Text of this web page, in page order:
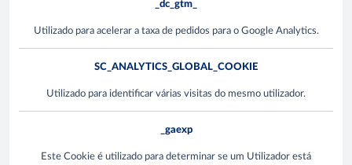
_dc_gtm_
Utilizado para acelerar a taxa de pedidos para o Google Analytics.
SC_ANALYTICS_GLOBAL_COOKIE
Utilizado para identificar várias visitas do mesmo utilizador.
_gaexp
Este Cookie é utilizado para determinar se um Utilizador está